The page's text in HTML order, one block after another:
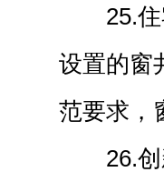
25.
设置的窗
范要求，
26.